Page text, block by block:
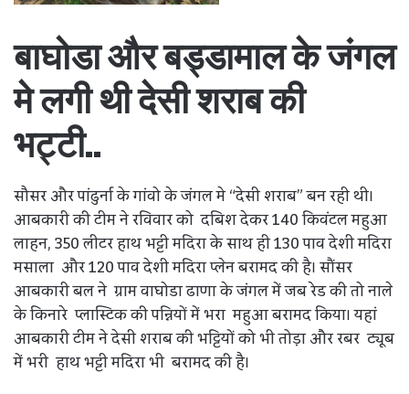
बाघोडा और बड्डामाल के जंगल
मे लगी थी देसी शराब की
भट्टी..
सौसर और पांढुर्ना के गांवो के जंगल मे “देसी शराब” बन रही थी।
आबकारी की टीम ने रविवार को दबिश देकर 140 किवंटल महुआ
लाहन, 350 लीटर हाथ भट्टी मदिरा के साथ ही 130 पाव देशी मदिरा
मसाला और 120 पाव देशी मदिरा प्लेन बरामद की है। सौंसर
आबकारी बल ने ग्राम वाघोडा ढाणा के जंगल में जब रेड की तो नाले
के किनारे प्लास्टिक की पन्नियों में भरा महुआ बरामद किया। यहां
आबकारी टीम ने देसी शराब की भट्टियों को भी तोड़ा और रबर ट्यूब
में भरी हाथ भट्टी मदिरा भी बरामद की है।